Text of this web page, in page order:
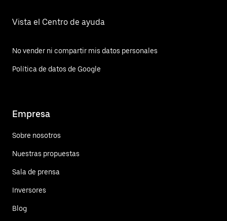
Vista el Centro de ayuda
No vender ni compartir mis datos personales
Política de datos de Google
Empresa
Sobre nosotros
Nuestras propuestas
Sala de prensa
Inversores
Blog